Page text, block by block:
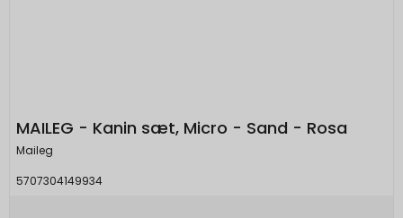
MAILEG - Kanin sæt, Micro - Sand - Rosa
Maileg
5707304149934